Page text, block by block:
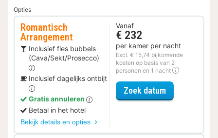
Opties
Romantisch
Arrangement
Inclusief fles bubbels
(Cava/Sekt/Prosecco)
Inclusief dagelijks ontbijt
Gratis annuleren
Betaal in het hotel
Bekijk details en opties
Vanaf
€ 232
per kamer per nacht
Excl. € 15,74 bijkomende
kosten op basis van 2
personen en 1 nacht
Zoek datumvoor